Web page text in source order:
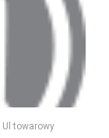
Ul towarowy